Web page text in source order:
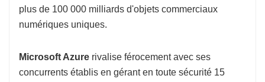
plus de 100 000 milliards d'objets commerciaux
numériques uniques.
Microsoft Azure rivalise férocement avec ses
concurrents établis en gérant en toute sécurité 15